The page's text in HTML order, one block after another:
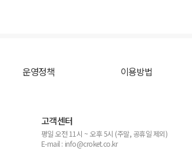
운영정책 이용방법
고객센터
평일 오전 11시 ~ 오후 5시 (주말, 공휴일 제외)
E-mail : info@croket.co.kr